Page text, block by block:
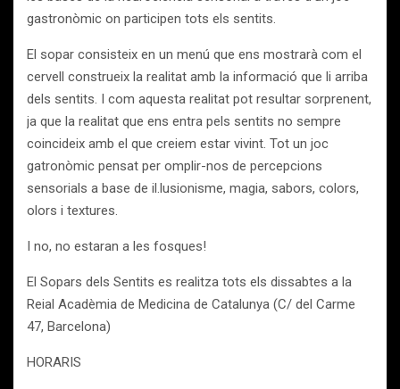
gastronòmic on participen tots els sentits.
El sopar consisteix en un menú que ens mostrarà com el
cervell construeix la realitat amb la informació que li arriba
dels sentits. I com aquesta realitat pot resultar sorprenent,
ja que la realitat que ens entra pels sentits no sempre
coincideix amb el que creiem estar vivint. Tot un joc
gatronòmic pensat per omplir-nos de percepcions
sensorials a base de il.lusionisme, magia, sabors, colors,
olors i textures.
I no, no estaran a les fosques!
El Sopars dels Sentits es realitza tots els dissabtes a la
Reial Acadèmia de Medicina de Catalunya (C/ del Carme
47, Barcelona)
HORARIS